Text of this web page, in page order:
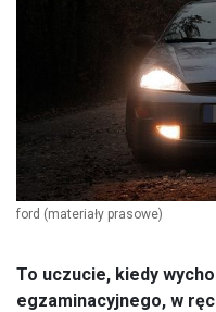
ford (materiały prasowe)
To uczucie, kiedy
egzaminacyjnego, w